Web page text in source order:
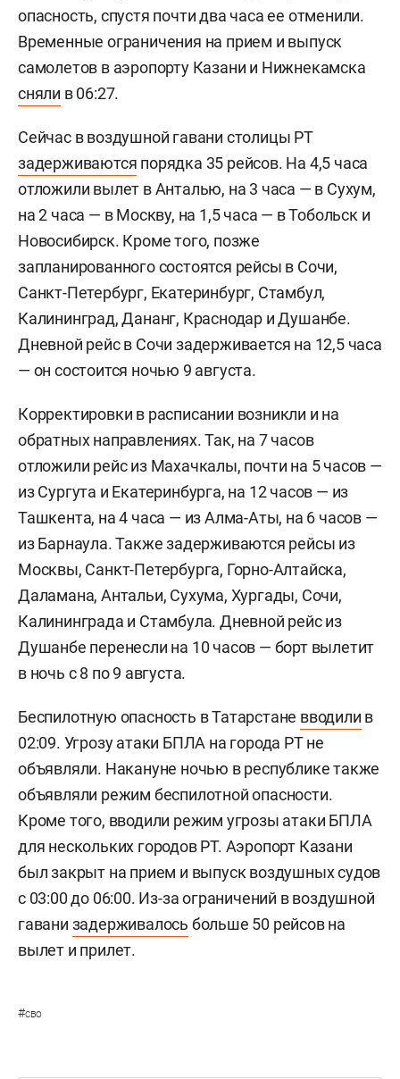
опасность, спустя почти два часа ее отменили.
Временные ограничения на прием и выпуск
самолетов в аэропорту Казани и Нижнекамска
сняли в 06:27.
Сейчас в воздушной гавани столицы РТ
задерживаются порядка 35 рейсов. На 4,5 часа
отложили вылет в Анталью, на 3 часа — в Сухум,
на 2 часа — в Москву, на 1,5 часа — в Тобольск и
Новосибирск. Кроме того, позже
запланированного состоятся рейсы в Сочи,
Санкт-Петербург, Екатеринбург, Стамбул,
Калининград, Дананг, Краснодар и Душанбе.
Дневной рейс в Сочи задерживается на 12,5 часа
— он состоится ночью 9 августа.
Корректировки в расписании возникли и на
обратных направлениях. Так, на 7 часов
отложили рейс из Махачкалы, почти на 5 часов —
из Сургута и Екатеринбурга, на 12 часов — из
Ташкента, на 4 часа — из Алма-Аты, на 6 часов —
из Барнаула. Также задерживаются рейсы из
Москвы, Санкт-Петербурга, Горно-Алтайска,
Даламана, Антальи, Сухума, Хургады, Сочи,
Калининграда и Стамбула. Дневной рейс из
Душанбе перенесли на 10 часов — борт вылетит
в ночь с 8 по 9 августа.
Беспилотную опасность в Татарстане вводили в
02:09. Угрозу атаки БПЛА на города РТ не
объявляли. Накануне ночью в республике также
объявляли режим беспилотной опасности.
Кроме того, вводили режим угрозы атаки БПЛА
для нескольких городов РТ. Аэропорт Казани
был закрыт на прием и выпуск воздушных судов
с 03:00 до 06:00. Из-за ограничений в воздушной
гавани задерживалось больше 50 рейсов на
вылет и прилет.
#сво